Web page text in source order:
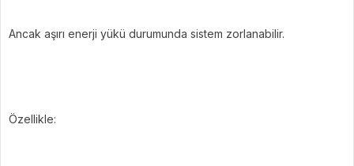
Ancak aşırı enerji yükü durumunda sistem zorlanabilir.
Özellikle: